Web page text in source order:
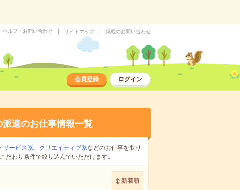
ヘルプ・お問い合わせ サイトマップ 掲載のお問い合わせ
会員登録 ログイン
派遣のお仕事情報一覧
サービス系、 クリエイティブ系などのお仕事を取り
だわり条件で絞り込んでいただけます。
新着順